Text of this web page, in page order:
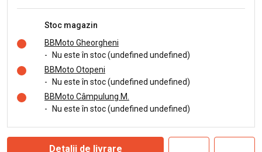
Stoc magazin
BBMoto Gheorgheni
-
Nu este în stoc (undefined undefined)
BBMoto Otopeni
-
Nu este în stoc (undefined undefined)
BBMoto Câmpulung M.
-
Nu este în stoc (undefined undefined)
Detalii de livrare